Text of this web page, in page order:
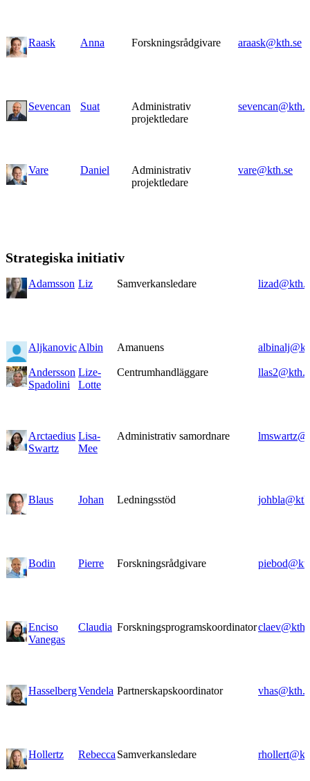
Raask Anna Forskningsrådgivare araask@kth.se
Sevencan Suat
Administrativ
projektledare
Vare Daniel
Administrativ
projektledare
vare@kth.se
Strategiska initiativ
Adamsson Liz Samverkansledare
AljkanovicAlbin Amanuens
Andersson
Spadolini
Lize-
Lotte
Centrumhandläggare
Arctaedius
Swartz
Lisa-
Mee
Administrativ samordnare
Blaus Johan Ledningsstöd
Bodin Pierre Forskningsrådgivare
Enciso
Vanegas
Claudia Forskningsprogramskoordinator
HasselbergVendela Partnerskapskoordinator
Hollertz Rebecca Samverkansledare